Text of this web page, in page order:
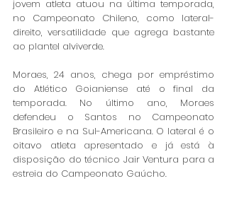
jovem atleta atuou na última temporada,
no Campeonato Chileno, como lateral-
direito, versatilidade que agrega bastante
ao plantel alviverde.
Moraes, 24 anos, chega por empréstimo
do Atlético Goianiense até o final da
temporada. No último ano, Moraes
defendeu o Santos no Campeonato
Brasileiro e na Sul-Americana. O lateral é o
oitavo atleta apresentado e já está à
disposição do técnico Jair Ventura para a
estreia do Campeonato Gaúcho.